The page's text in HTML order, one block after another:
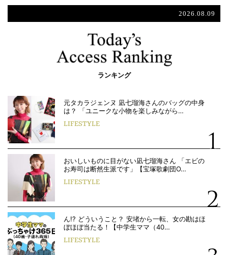
2026.08.09
ランキング
元タカラジェンヌ 凪七瑠海さんのバッグの中身
は？ 「ユニークな小物を楽しみながら…
LIFESTYLE
おいしいものに目がない凪七瑠海さん 「エビの
お寿司は断然生派です」【宝塚歌劇団O…
LIFESTYLE
ん!? どういうこと？ 安堵から一転、女の勘はほ
ぼほぼ当たる！【中学生ママ（40…
LIFESTYLE